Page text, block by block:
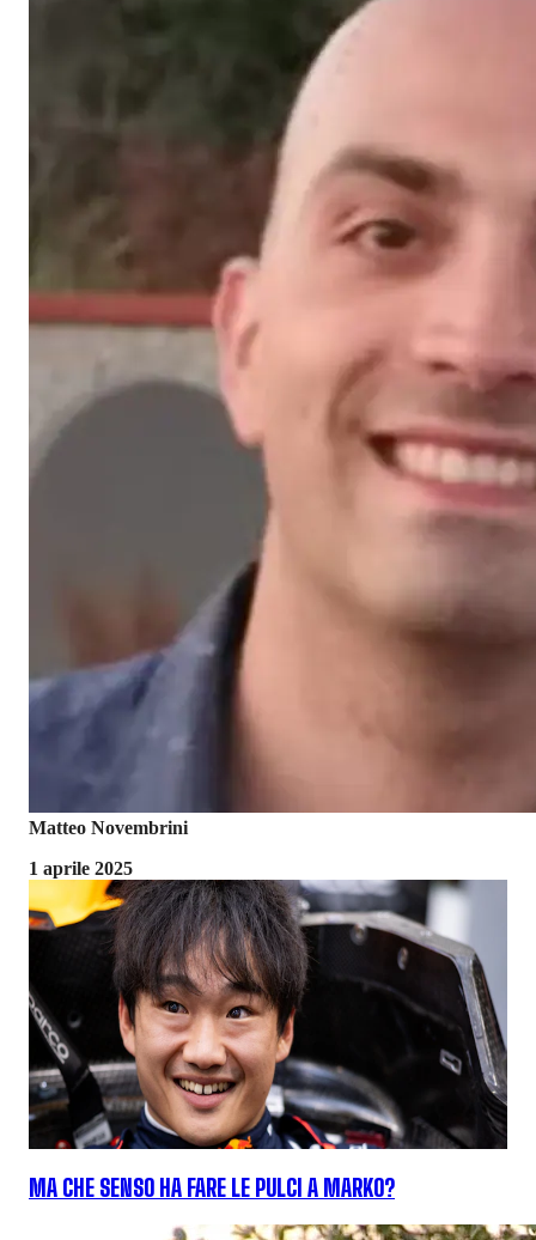
Matteo Novembrini
1 aprile 2025
MA CHE SENSO HA FARE LE PULCI A MARKO?